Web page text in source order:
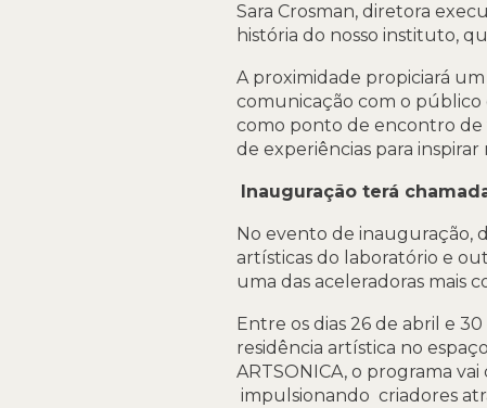
Sara Crosman, diretora
história do nosso instituto,
A proximidade propiciará
comunicação com o público
como ponto de encontro de
de experiências para inspirar
Inauguração terá
No evento de inauguração,
artísticas do laboratório e
uma das aceleradoras mais
Entre os dias 26 de abril e
residência artística no
ARTSONICA, o programa
impulsionando criadores